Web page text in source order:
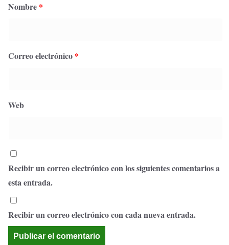
Nombre *
Correo electrónico *
Web
Recibir un correo electrónico con los siguientes comentarios a
esta entrada.
Recibir un correo electrónico con cada nueva entrada.